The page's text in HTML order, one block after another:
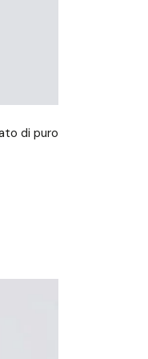
di puro